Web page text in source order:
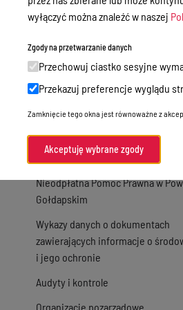
Zamówienia publiczne
Akty prawne
Informacje, konkursy, ogłoszenia
zamówień publicznych
Menu Podmiotowe
Nieodpłatna Pomoc Prawna w
Gołdapskim
Wykazy danych o dokumentach
zawierających informacje o
i jego ochronie
Audyty i kontrole
Organizacje pozarządowe
wyłączyć można znaleźć w naszej
Zgody na przetwarzanie danych
Przechowuj ciastko sesyjne
Przekazuj preferencje wyglądu
Zamknięcie tego okna jest równoważne z
Akceptuję wybrane zgody